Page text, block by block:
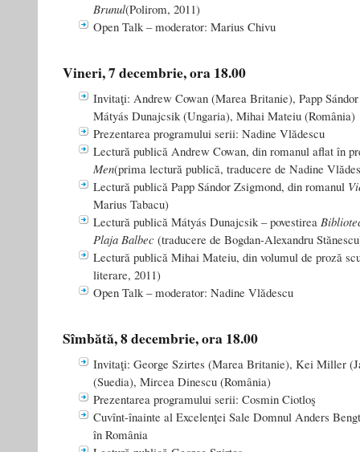
Brunul(Polirom, 2011)
Open Talk – moderator: Marius Chivu
Vineri, 7 decembrie, ora 18.00
Invitaţi: Andrew Cowan (Marea Britanie), Papp
Mátyás Dunajcsik (Ungaria), Mihai Mateiu (România)
Prezentarea programului serii: Nadine Vlădescu
Lectură publică Andrew Cowan, din romanul aflat în
Men(prima lectură publică, traducere de Nadine
Lectură publică Papp Sándor Zsigmond, din romanul
Marius Tabacu)
Lectură publică Mátyás Dunajcsik – povestirea
Plaja Balbec (traducere de Bogdan-Alexandru
Lectură publică Mihai Mateiu, din volumul de proză
literare, 2011)
Open Talk – moderator: Nadine Vlădescu
Sîmbătă, 8 decembrie, ora 18.00
Invitaţi: George Szirtes (Marea Britanie), Kei Miller
(Suedia), Mircea Dinescu (România)
Prezentarea programului serii: Cosmin Ciotloş
Cuvînt-înainte al Excelenţei Sale Domnul Anders
în România